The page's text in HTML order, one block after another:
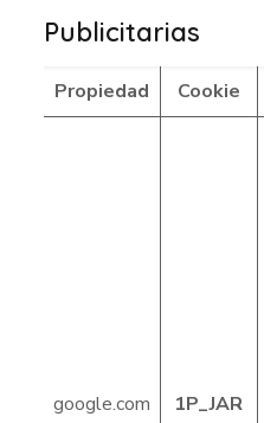
Publicitarias
Propiedad Cookie
google.com 1P_JAR